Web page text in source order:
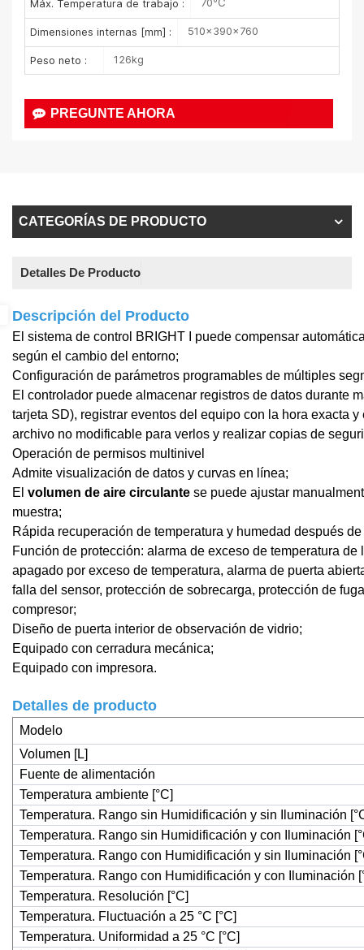
Máx. Temperatura de trabajo : 70℃
Dimensiones internas [mm] : 510×390×760
Peso neto : 126kg
PREGUNTE AHORA
CATEGORÍAS DE PRODUCTO
Detalles De Producto
Descripción del Producto
El sistema de control BRIGHT I puede compensar
según el cambio del entorno;
Configuración de parámetros programables de múltiples
El controlador puede almacenar registros de datos durante
tarjeta SD), registrar eventos del equipo con la hora exacta
archivo no modificable para verlos y realizar copias de
Operación de permisos multinivel
Admite visualización de datos y curvas en línea;
El volumen de aire circulante se puede ajustar
muestra;
Rápida recuperación de temperatura y humedad después
Función de protección: alarma de exceso de temperatura
apagado por exceso de temperatura, alarma de puerta
falla del sensor, protección de sobrecarga, protección de
compresor;
Diseño de puerta interior de observación de vidrio;
Equipado con cerradura mecánica;
Equipado con impresora.
Detalles de producto
Modelo
Volumen [L]
Fuente de alimentación
Temperatura ambiente [°C]
Temperatura. Rango sin Humidificación y sin Iluminación
Temperatura. Rango sin Humidificación y con Iluminación
Temperatura. Rango con Humidificación y sin Iluminación
Temperatura. Rango con Humidificación y con Iluminación
Temperatura. Resolución [°C]
Temperatura. Fluctuación a 25 °C [°C]
Temperatura. Uniformidad a 25 °C [°C]